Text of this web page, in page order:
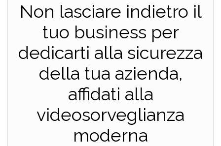
Non lasciare indietro il
tuo business per
dedicarti alla sicurezza
della tua azienda,
affidati alla
videosorveglianza
moderna